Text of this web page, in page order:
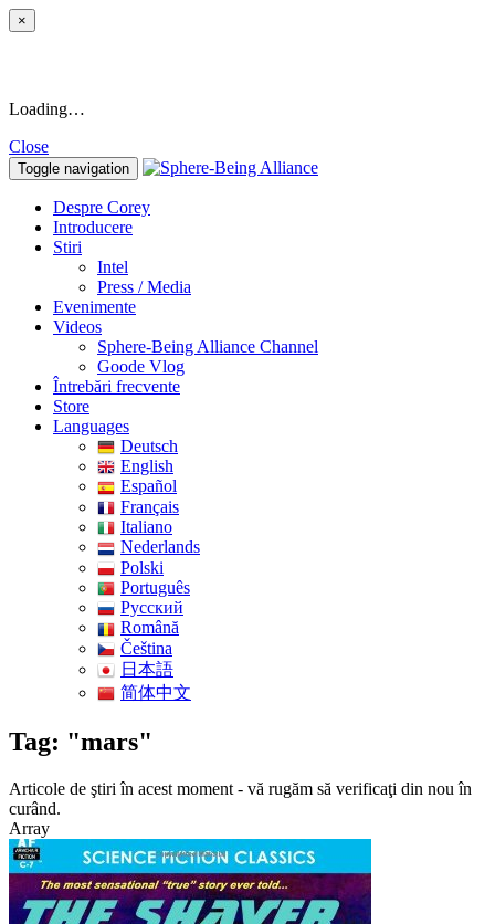
×
Loading…
Close
Toggle navigation
Despre Corey
Introducere
Stiri
Intel
Press / Media
Evenimente
Videos
Sphere-Being Alliance Channel
Goode Vlog
Întrebări frecvente
Store
Languages
Deutsch
English
Español
Français
Italiano
Nederlands
Polski
Português
Pусский
Română
Čeština
日本語
简体中文
Tag: "mars"
Articole de ştiri în acest moment - vă rugăm să verificaţi din nou în
curând.
Array